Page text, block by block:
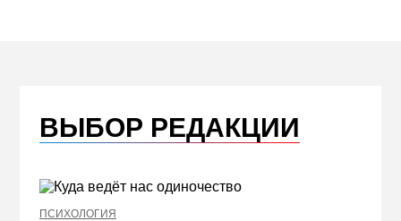
ВЫБОР РЕДАКЦИИ
ПСИХОЛОГИЯ